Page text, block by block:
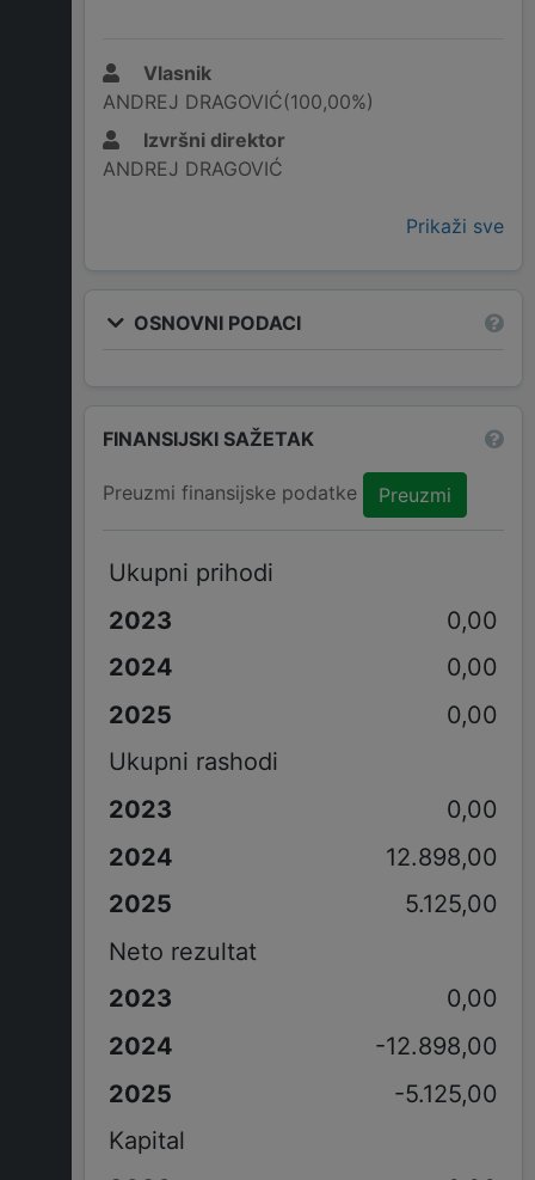
Vlasnik
ANDREJ DRAGOVIĆ(100,00%)
Izvršni direktor
ANDREJ DRAGOVIĆ
Prikaži sve
OSNOVNI PODACI
FINANSIJSKI SAŽETAK
Preuzmi finansijske podatke Preuzmi
Ukupni prihodi
0,00
0,00
0,00
Ukupni rashodi
0,00
12.898,00
5.125,00
Neto rezultat
0,00
-12.898,00
-5.125,00
Kapital